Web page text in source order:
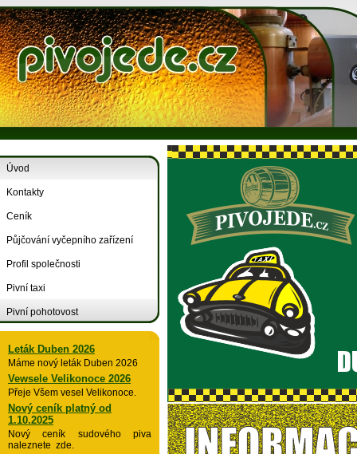
Úvod
Kontakty
Ceník
Půjčování vyčepního zařízení
Profil společnosti
Pivní taxi
Pivní pohotovost
Leták Duben 2026
Máme nový leták Duben 2026
Vewsele Velikonoce 2026
Přeje Všem vesel Velikonoce.
Nový ceník platný od
1.10.2025
Nový ceník sudového piva
naleznete zde.